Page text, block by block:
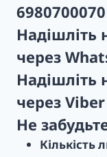
6980700070
Надішліть
через
Надішліть
через Viber
Не
Кількість